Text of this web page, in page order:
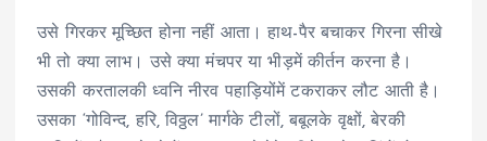
उसे गिरकर मूच्छित होना नहीं आता। हाथ-पैर बचाकर गिरना सीखे
भी तो क्या लाभ। उसे क्या मंचपर या भीड़में कीर्तन करना है।
उसकी करतालकी ध्वनि नीरव पहाड़ियोंमें टकराकर लौट आती है।
उसका ‘गोविन्द, हरि, विठ्ठल’ मार्गके टीलों, बबूलके वृक्षों, बेरकी